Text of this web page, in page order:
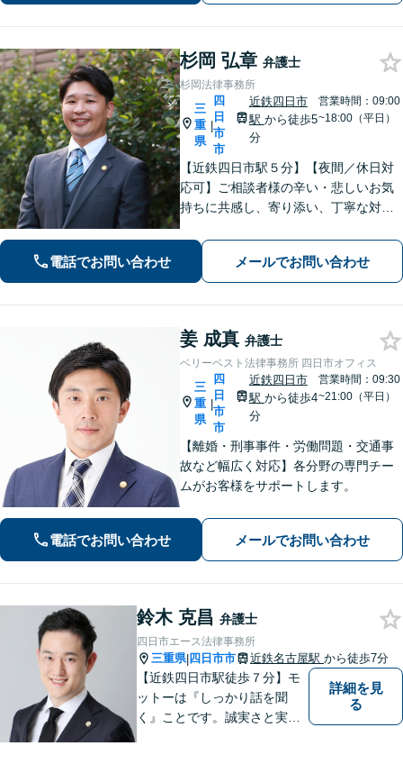
提示【完全個室で安心】
杉岡 弘章 弁護士
杉岡法律事務所
三
重
県
|
四
日
市
市
近鉄四日市
駅 から徒歩5
分
営業時間：09:00
~18:00（平日）
【近鉄四日市駅５分】【夜間／休日対
応可】ご相談者様の辛い・悲しいお気
持ちに共感し、寄り添い、丁寧な対応
相続／刑事事件など、幅広く対応【地
域に根ざした弁護士】お気軽にお問い
合わせください。
電話でお問い合わせ メールでお問い合わせ
姜 成真 弁護士
ベリーベスト法律事務所 四日市オフィス
三
重
県
|
四
日
市
市
近鉄四日市
駅 から徒歩4
分
営業時間：09:30
~21:00（平日）
【離婚・刑事事件・労働問題・交通事
故など幅広く対応】各分野の専門チー
ムがお客様をサポートします。
電話でお問い合わせ メールでお問い合わせ
鈴木 克昌 弁護士
四日市エース法律事務所
三重県| 四日市市 近鉄名古屋駅 から徒歩7分
【近鉄四日市駅徒歩７分】モ
ットーは『しっかり話を聞
く』ことです。誠実さと実直
詳細を見
る